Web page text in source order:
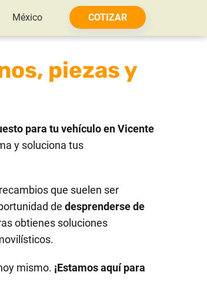
México COTIZAR
piezas y
para tu vehículo en Vicente
y soluciona tus
que suelen ser
de desprenderse de
obtienes soluciones
mismo. ¡Estamos aquí para